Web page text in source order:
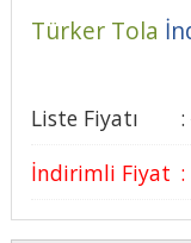
Türker Tola
Liste Fiyatı :
İndirimli Fiyat :